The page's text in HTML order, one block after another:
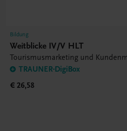
Bildung
Weitblicke IV/V HLT
Tourismusmarketing und
TRAUNER-DigiBox
€ 26,58